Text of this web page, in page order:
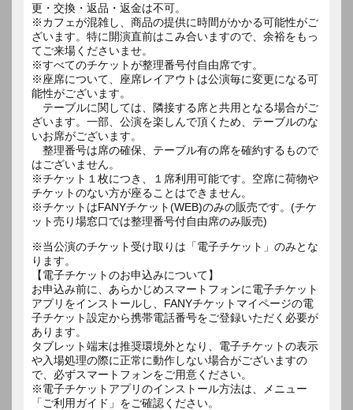
更・交換・返品・返金は不可。
※カフェが混雑し、商品の提供に時間がかかる可能性がご
ざいます。特に開演直前はこみ合いますので、余裕をもっ
てご来場くださいませ。
※すべてのチケットが整理番号付自由席です。
※座席について、座席レイアウトは公演毎に変更になる可
能性がございます。
テーブルに関しては、隣接する席と共用となる場合がご
ざいます。一部、公演を楽しんで頂くため、テーブルのな
いお席がございます。
整理番号は席の確保、テーブル有の席を確約するもので
はございません。
※チケット１枚につき、１席利用可能です。空席に荷物や
チケットのない方が座ることはできません。
※チケットはFANYチケット(WEB)のみの販売です。(チケ
ット売り場窓口では整理番号付自由席のみ販売)
※当公演のチケット受け取りは「電子チケット」のみとな
ります。
【電子チケットのお申込みについて】
お申込み前に、あらかじめスマートフォンに電子チケット
アプリをインストールし、FANYチケットマイページの電
子チケット設定から携帯電話番号をご登録いただく必要が
あります。
タブレット端末は推奨環境外となり、電子チケットの表示
や入場処理の際に正常に動作しない場合がございますの
で、必ずスマートフォンをご用意ください。
※電子チケットアプリのインストール方法は、メニュー
「ご利用ガイド」をご確認ください。